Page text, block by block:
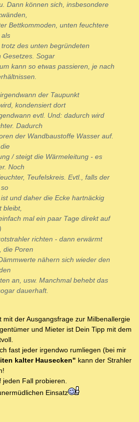
Dann können sich, insbesondere
Bettkommoden, unten feuchtere
als
des unten begründeten
Gesetzes. Sogar
kann so etwas passieren, je nach
der Taupunkt
kondensiert dort
evtl. Und: dadurch wird
Dadurch
der Wandbaustoffe Wasser auf.
/ steigt die Wärmeleitung - es
Noch
Teufelskreis. Evtl., falls der
und daher die Ecke hartnäckig
bleibt,
mal ein paar Tage direkt auf
richten - dann erwärmt
die Poren
nähern sich wieder den
an, usw. Manchmal behebt das
dauerhaft.
mit der Ausgangsfrage zur Milbenallergie
und Mieter ist Dein Tipp mit dem
fast jeder irgendwo rumliegen (bei mir
kalter Hausecken" kann der Strahler
jeden Fall probieren.
Einsatz